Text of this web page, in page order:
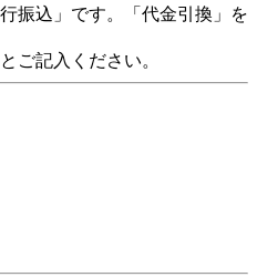
振込」です。「代金引換」を
ご記入ください。